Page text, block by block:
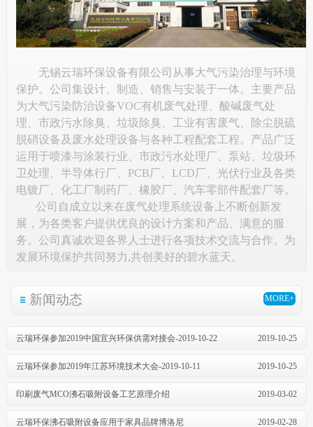
无锡云瑞环保设备有限公司从事大气污染治理与环境
保护。公司集设计、制造、销售与安装于一体。主要产品
为大气污染防治设备VOC有机废气处理、酸碱废气处
理、市政污水除臭、垃圾除臭、工业有害废气、除尘脱硫
脱硝设备及废水处理设备与各种工程配套工程。产品广泛
运用于喷漆与涂装行业、市政污水处理厂、泵站、垃圾环
卫处理、半导体行厂、PCB厂、LCD厂、光伏行业及各类
电镀厂、化工厂制药厂、橡胶厂、汽车零部件配套厂等。
公司自成立以来在废气处理系统设备上不断创新发
展，为各类客户提供优良的设计方案和产品、满意的服
务。公司真诚欢迎各界人士进行各项技术交流与合作。为
发展环境保护共同努力,共创美好的碧水蓝天。
新闻动态 MORE+
云瑞环保参加2019中国宜兴环保供需对接会-2019-10-22 2019-10-25
云瑞环保参加2019年江苏环境技术大会-2019-10-11 2019-10-25
印刷废气MCO沸石吸附设备工艺原理介绍 2019-03-02
云瑞环保沸石吸附设备应用于家具品牌博洛尼 2019-02-28